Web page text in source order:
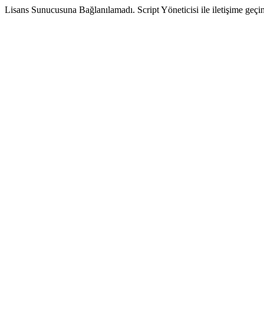
Lisans Sunucusuna Bağlanılamadı. Script Yöneticisi ile iletişime